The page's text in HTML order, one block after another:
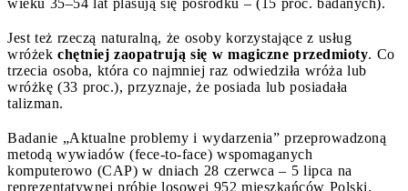
Jest też rzeczą naturalną, że osoby korzystające z usług
wróżek chętniej zaopatrują się w magiczne przedmioty. Co
trzecia osoba, która co najmniej raz odwiedziła wróża lub
wróżkę (33 proc.), przyznaje, że posiada lub posiadała
talizman.
Badanie „Aktualne problemy i wydarzenia” przeprowadzoną
metodą wywiadów (fece-to-face) wspomaganych
komputerowo (CAP) w dniach 28 czerwca – 5 lipca na
reprezentatywnej próbie losowej 952 mieszkańców Polski.